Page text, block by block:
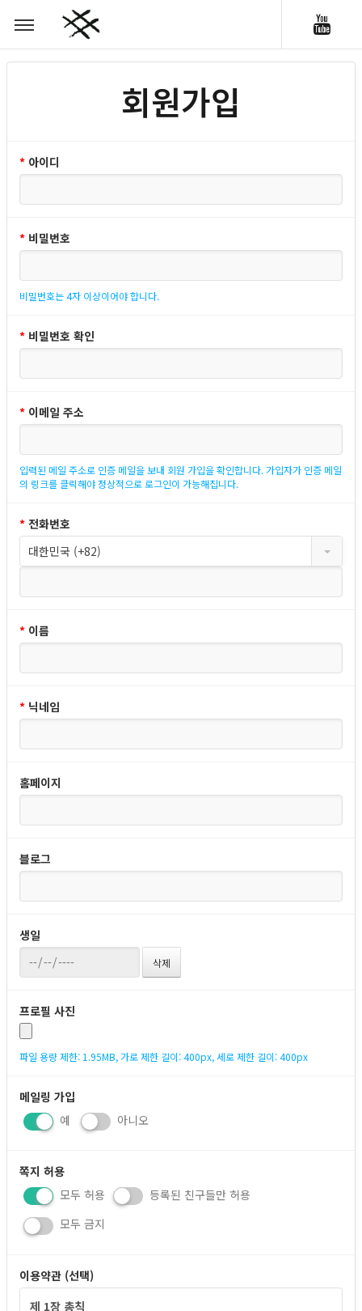
회원가입
* 아이디
* 비밀번호
비밀번호는 4자 이상이어야 합니다.
* 비밀번호 확인
* 이메일 주소
입력된 메일 주소로 인증 메일을 보내 회원 가입을 확인합니다. 가입자가 인증 메일
의 링크를 클릭해야 정상적으로 로그인이 가능해집니다.
* 전화번호
대한민국 (+82)
* 이름
* 닉네임
홈페이지
블로그
생일
프로필 사진
파일 용량 제한: 1.95MB, 가로 제한 길이: 400px, 세로 제한 길이: 400px
메일링 가입
예
아니오
쪽지 허용
모두 허용
등록된 친구들만 허용
모두 금지
이용약관 (선택)
제 1장 총칙